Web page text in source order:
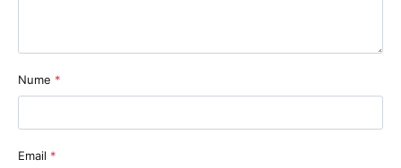
Nume *
Email *